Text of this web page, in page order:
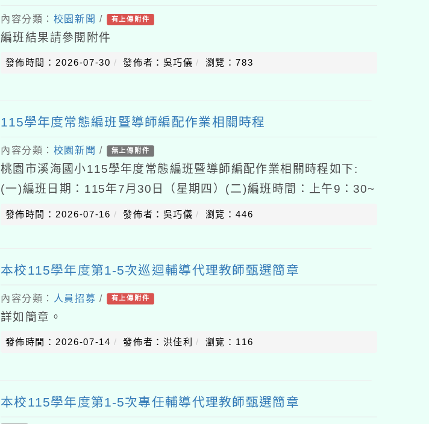
內容分類： 校園新聞 / 有上傳附件
編班結果請參閱附件
發佈時間：2026-07-30 發佈者：吳巧儀 瀏覽：783
115學年度常態編班暨導師編配作業相關時程
內容分類： 校園新聞 / 無上傳附件
桃園市溪海國小115學年度常態編班暨導師編配作業相關時程如下:
(一)編班日期：115年7月30日（星期四）(二)編班時間：上午9：30~
11：00(三)編班地點：本校多功能教室(四)編班年級：一年級新
發佈時間：2026-07-16 發佈者：吳巧儀 瀏覽：446
本校115學年度第1-5次巡迴輔導代理教師甄選簡章
內容分類： 人員招募 / 有上傳附件
詳如簡章。
發佈時間：2026-07-14 發佈者：洪佳利 瀏覽：116
本校115學年度第1-5次專任輔導代理教師甄選簡章